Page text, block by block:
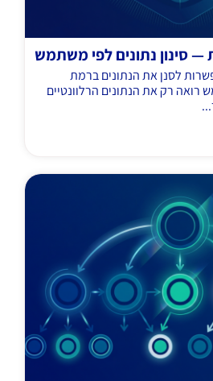
סינון נתונים לפי משתמש
לסנן את הנתונים ברמת
רק את הנתונים הרלוונטיים